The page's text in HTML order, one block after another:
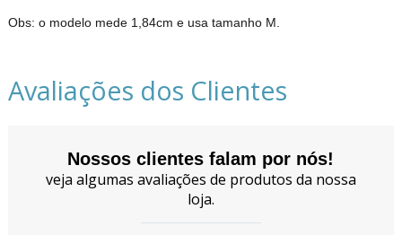
Obs: o modelo mede 1,84cm e usa tamanho M.
Avaliações dos Clientes
Nossos clientes falam por nós!
veja algumas avaliações de produtos da nossa
loja.